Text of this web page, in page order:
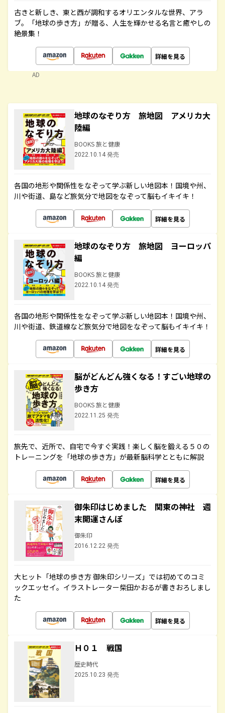
古きと新しき、東と西が調和するオリエンタルな世界、アラ
ブ。「地球の歩き方」が贈る、人生を輝かせる名言と癒やしの
絶景集！
詳細を見る
AD
地球のなぞり方 旅地図 アメリカ大
陸編
BOOKS 旅と健康
2022.10.14 発売
各国の地形や関係性をなぞって学ぶ新しい地図本！国境や州、
川や街道、島など旅気分で地図をなぞって脳もイキイキ！
詳細を見る
地球のなぞり方 旅地図 ヨーロッパ
編
BOOKS 旅と健康
2022.10.14 発売
各国の地形や関係性をなぞって学ぶ新しい地図本！国境や州、
川や街道、鉄道線など旅気分で地図をなぞって脳もイキイキ！
詳細を見る
脳がどんどん強くなる！すごい地球の
歩き方
BOOKS 旅と健康
2022.11.25 発売
旅先で、近所で、自宅で今すぐ実践！楽しく脳を鍛える５０の
トレーニングを「地球の歩き方」が最新脳科学とともに解説
詳細を見る
御朱印はじめました 関東の神社 週
末開運さんぽ
御朱印
2016.12.22 発売
大ヒット「地球の歩き方 御朱印シリーズ」では初めてのコミ
ックエッセイ。イラストレーター柴田かおるが書きおろしまし
た
詳細を見る
Ｈ０１ 戦国
歴史時代
2025.10.23 発売